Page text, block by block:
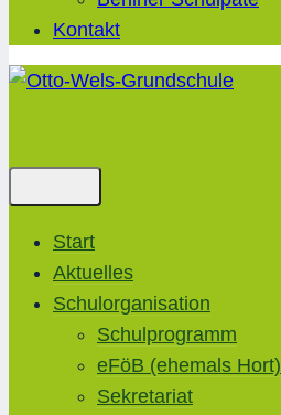
Kontakt
Start
Aktuelles
Schulorganisation
Schulprogramm
eFöB (ehemals Hort)
Sekretariat